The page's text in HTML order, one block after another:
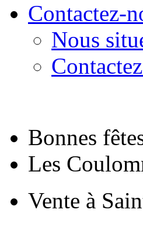
Contactez-
Nous
Bonnes
Les
Vente à